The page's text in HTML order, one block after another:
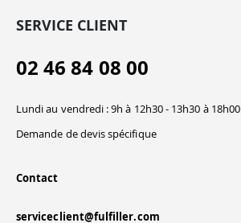
SERVICE CLIENT
02 46 84 08 00
Lundi au vendredi : 9h à 12h30 - 13h30 à 18h00
Demande de devis spécifique
Contact
serviceclient@fulfiller.com